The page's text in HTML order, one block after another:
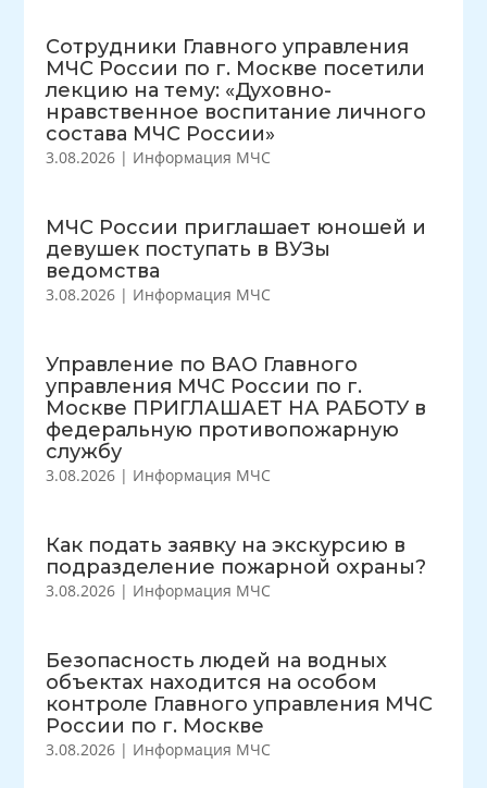
Сотрудники Главного управления
МЧС России по г. Москве посетили
лекцию на тему: «Духовно-
нравственное воспитание личного
состава МЧС России»
3.08.2026 | Информация МЧС
МЧС России приглашает юношей и
девушек поступать в ВУЗы
ведомства
3.08.2026 | Информация МЧС
Управление по ВАО Главного
управления МЧС России по г.
Москве ПРИГЛАШАЕТ НА РАБОТУ в
федеральную противопожарную
службу
3.08.2026 | Информация МЧС
Как подать заявку на экскурсию в
подразделение пожарной охраны?
3.08.2026 | Информация МЧС
Безопасность людей на водных
объектах находится на особом
контроле Главного управления МЧС
России по г. Москве
3.08.2026 | Информация МЧС